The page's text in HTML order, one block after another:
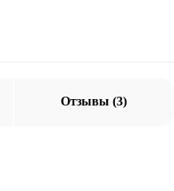
Отзывы (3)